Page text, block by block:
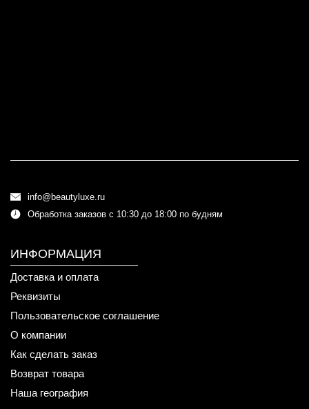
info@beautyluxe.ru
Обработка заказов с 10:30 до 18:00 по будням
ИНФОРМАЦИЯ
Доставка и оплата
Реквизиты
Пользовательское соглашение
О компании
Как сделать заказ
Возврат товара
Наша география